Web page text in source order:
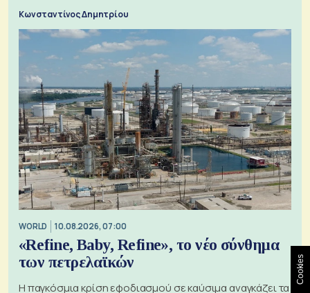
Κωνσταντίνος Δημητρίου
WORLD 10.08.2026, 07:00
«Refine, Baby, Refine», το νέο σύνθημα
των πετρελαϊκών
Η παγκόσμια κρίση εφοδιασμού σε καύσιμα αναγκάζει τα
Cookies